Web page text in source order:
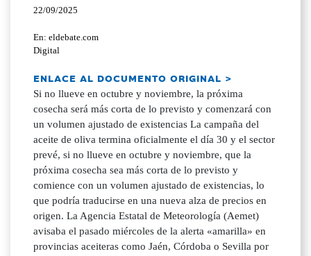
22/09/2025
En: eldebate.com
Digital
ENLACE AL DOCUMENTO ORIGINAL >
Si no llueve en octubre y noviembre, la próxima
cosecha será más corta de lo previsto y comenzará con
un volumen ajustado de existencias La campaña del
aceite de oliva termina oficialmente el día 30 y el sector
prevé, si no llueve en octubre y noviembre, que la
próxima cosecha sea más corta de lo previsto y
comience con un volumen ajustado de existencias, lo
que podría traducirse en una nueva alza de precios en
origen. La Agencia Estatal de Meteorología (Aemet)
avisaba el pasado miércoles de la alerta «amarilla» en
provincias aceiteras como Jaén, Córdoba o Sevilla por